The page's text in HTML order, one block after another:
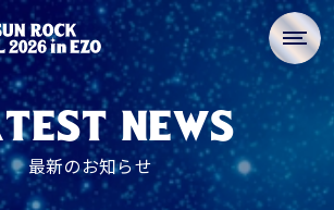
NEWS
最新のお知らせ